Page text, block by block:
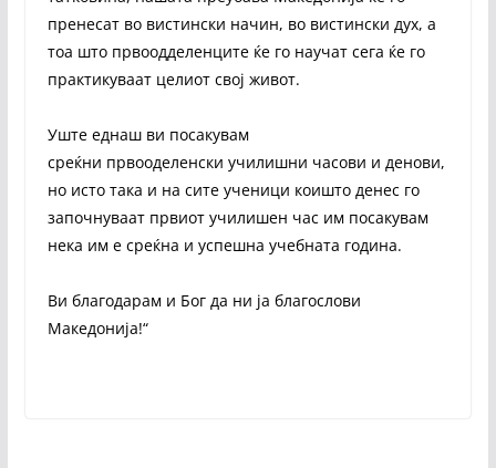
пренесат во вистински начин, во вистински дух, а
тоа што првоодделенците ќе го научат сега ќе го
практикуваат целиот свој живот.
Уште еднаш ви посакувам
среќни првооделенски училишни часови и денови,
но исто така и на сите ученици коишто денес го
започнуваат првиот училишен час им посакувам
нека им е среќна и успешна учебната година.
Ви благодарам и Бог да ни ја благослови
Македонија!“